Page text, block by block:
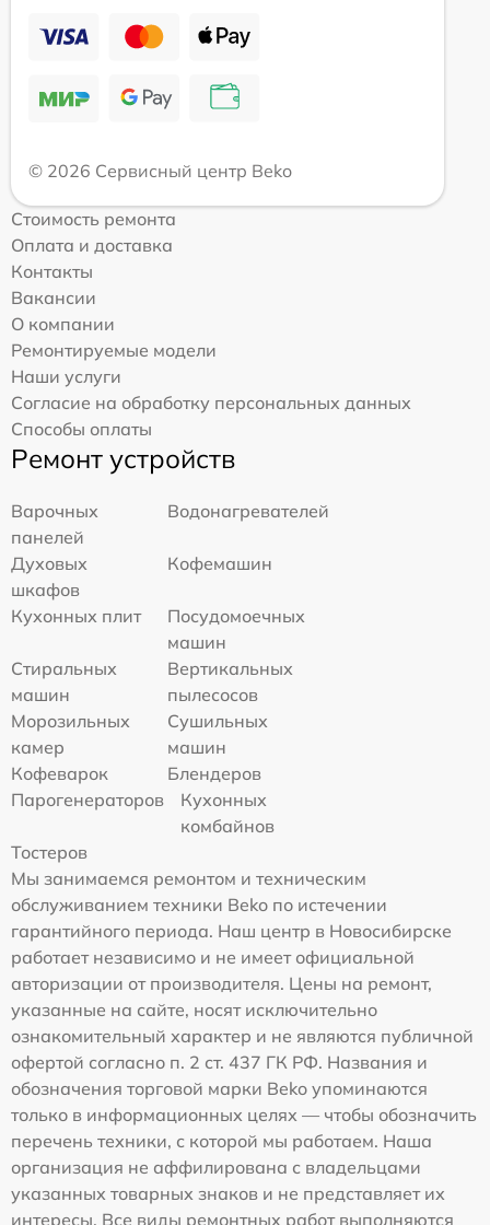
© 2026 Сервисный центр Beko
Стоимость ремонта
Оплата и доставка
Контакты
Вакансии
О компании
Ремонтируемые модели
Наши услуги
Согласие на обработку персональных данных
Способы оплаты
Ремонт устройств
Варочных
панелей
Водонагревателей
Духовых
шкафов
Кофемашин
Кухонных плит
Посудомоечных
машин
Стиральных
машин
Вертикальных
пылесосов
Морозильных
камер
Сушильных
машин
Кофеварок
Блендеров
Парогенераторов
Кухонных
комбайнов
Тостеров
Мы занимаемся ремонтом и техническим
обслуживанием техники Beko по истечении
гарантийного периода. Наш центр в Новосибирске
работает независимо и не имеет официальной
авторизации от производителя. Цены на ремонт,
указанные на сайте, носят исключительно
ознакомительный характер и не являются публичной
офертой согласно п. 2 ст. 437 ГК РФ. Названия и
обозначения торговой марки Beko упоминаются
только в информационных целях — чтобы обозначить
перечень техники, с которой мы работаем. Наша
организация не аффилирована с владельцами
указанных товарных знаков и не представляет их
интересы. Все виды ремонтных работ выполняются